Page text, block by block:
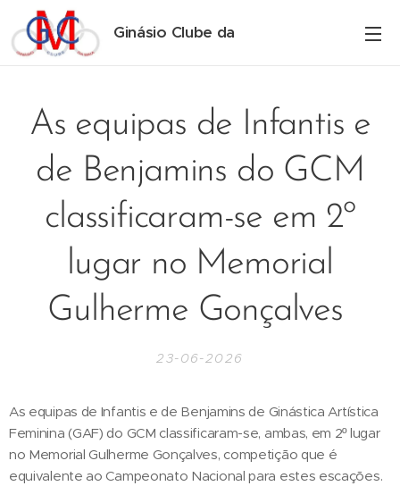
Ginásio Clube da
As equipas de Infantis e
de Benjamins do GCM
classificaram-se em 2º
lugar no Memorial
Gulherme Gonçalves
23-06-2026
As equipas de Infantis e de Benjamins de Ginástica Artística
Feminina (GAF) do GCM classificaram-se, ambas, em 2º lugar
no Memorial Gulherme Gonçalves, competição que é
equivalente ao Campeonato Nacional para estes escações.